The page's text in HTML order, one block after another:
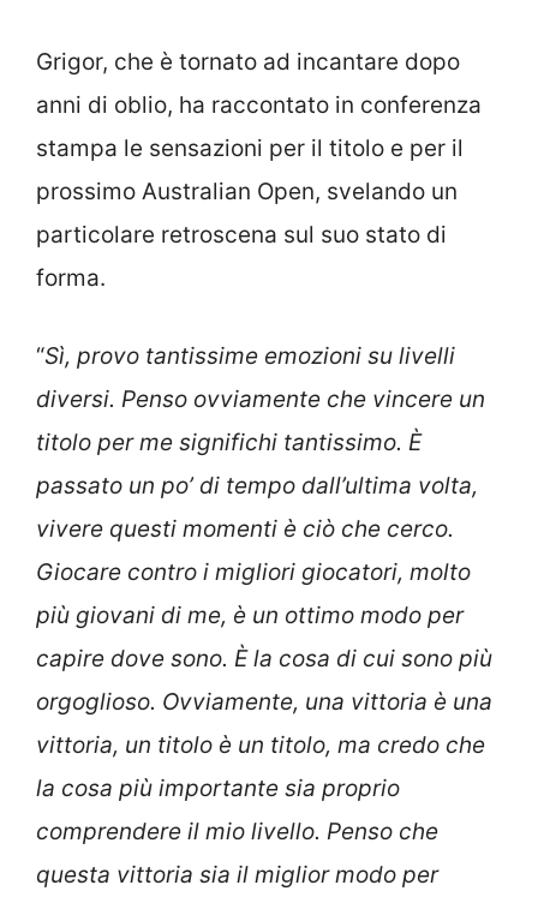
Grigor, che è tornato ad incantare dopo
anni di oblio, ha raccontato in conferenza
stampa le sensazioni per il titolo e per il
prossimo Australian Open, svelando un
particolare retroscena sul suo stato di
forma.
“Sì, provo tantissime emozioni su livelli
diversi. Penso ovviamente che vincere un
titolo per me significhi tantissimo. È
passato un po’ di tempo dall’ultima volta,
vivere questi momenti è ciò che cerco.
Giocare contro i migliori giocatori, molto
più giovani di me, è un ottimo modo per
capire dove sono. È la cosa di cui sono più
orgoglioso. Ovviamente, una vittoria è una
vittoria, un titolo è un titolo, ma credo che
la cosa più importante sia proprio
comprendere il mio livello. Penso che
questa vittoria sia il miglior modo per